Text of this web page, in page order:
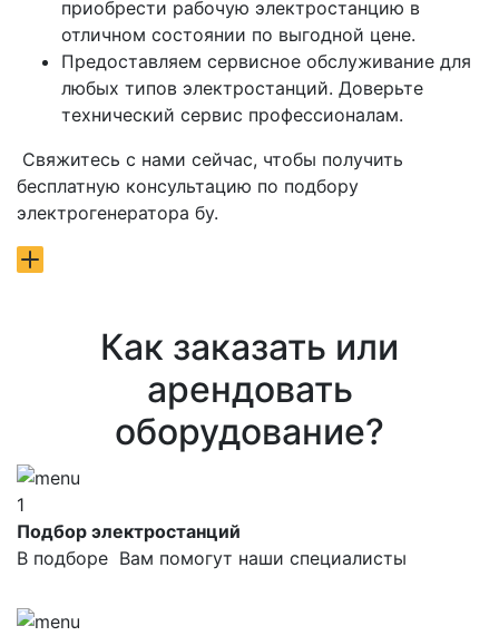
приобрести рабочую электростанцию в
отличном состоянии по выгодной цене.
Предоставляем сервисное обслуживание для
любых типов электростанций. Доверьте
технический сервис профессионалам.
Свяжитесь с нами сейчас, чтобы получить
бесплатную консультацию по подбору
электрогенератора бу.
Как заказать или
арендовать
оборудование?
1
Подбор электростанций
В подборе Вам помогут наши специалисты